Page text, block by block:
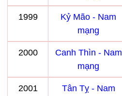
1999
Kỷ Mão - Nam
mạng
2000
Canh Thìn - Nam
mạng
2001
Tân Tỵ - Nam